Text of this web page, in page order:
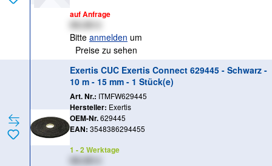
auf Anfrage
Bitte anmelden um
Preise zu sehen
Exertis CUC Exertis Connect 629445 - Schwarz -
10 m - 15 mm - 1 Stück(e)
Art. Nr.: ITMFW629445
Hersteller: Exertis
OEM-Nr.629445
EAN: 3548386294455
1 - 2 Werktage